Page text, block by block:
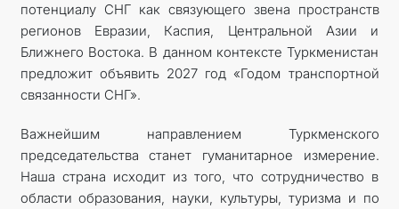
потенциалу СНГ как связующего звена пространств
регионов Евразии, Каспия, Центральной Азии и
Ближнего Востока. В данном контексте Туркменистан
предложит объявить 2027 год «Годом транспортной
связанности СНГ».
Важнейшим направлением Туркменского
председательства станет гуманитарное измерение.
Наша страна исходит из того, что сотрудничество в
области образования, науки, культуры, туризма и по